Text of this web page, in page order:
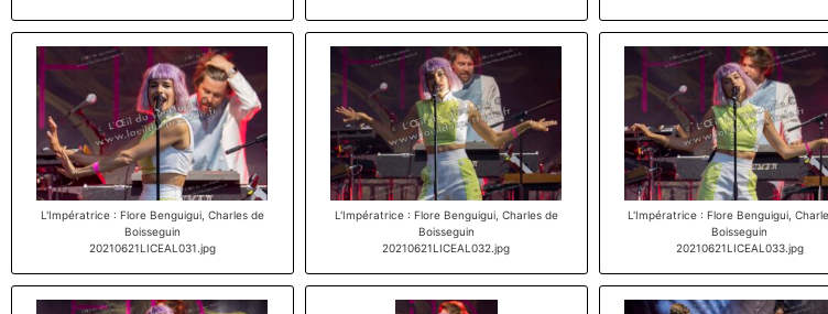
L'Impératrice : Flore Benguigui, Charles de
Boisseguin
20210621LICEAL031.jpg
L'Impératrice : Flore Benguigui, Charles de
Boisseguin
20210621LICEAL032.jpg
L'Impératrice : Flore Benguigui,
Boisseguin
20210621LICEAL033.jpg